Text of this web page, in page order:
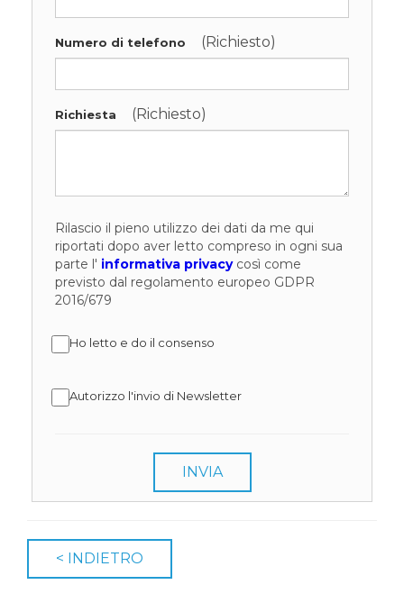
Numero di telefono (Richiesto)
Richiesta (Richiesto)
Rilascio il pieno utilizzo dei dati da me qui
riportati dopo aver letto compreso in ogni sua
parte l' informativa privacycosì come
previsto dal regolamento europeo GDPR
2016/679
Ho letto e do il consenso
Autorizzo l'invio di Newsletter
INVIA